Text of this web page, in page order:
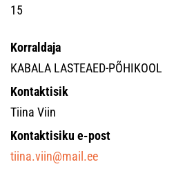
15
Korraldaja
KABALA LASTEAED-PÕHIKOOL
Kontaktisik
Tiina Viin
Kontaktisiku e-post
tiina.viin@mail.ee